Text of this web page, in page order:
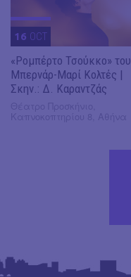
16 OCT
«Ρομπέρτο Τσούκκο» του
Μπερνάρ-Μαρί Κολτές |
Σκην.: Δ. Καραντζάς